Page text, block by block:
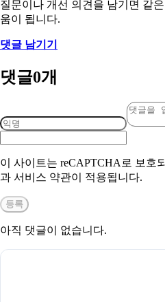
질문이나 개선 의견을 남기면 같
움이 됩니다.
댓글 남기기
댓글0개
이 사이트는 reCAPTCHA로 보호
과 서비스 약관이 적용됩니다.
등록
아직 댓글이 없습니다.